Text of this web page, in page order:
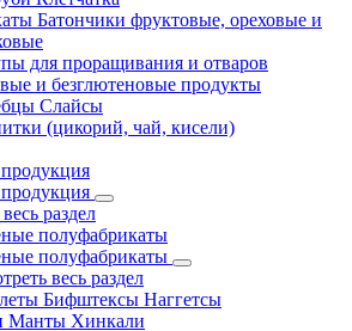
Батончики фруктовые, ореховые и
для проращивания и отваров
и безглютеновые продукты
Слайсы
(цикорий, чай, кисели)
раздел
полуфабрикаты
полуфабрикаты
весь раздел
Бифштексы Наггетсы
Манты Хинкали